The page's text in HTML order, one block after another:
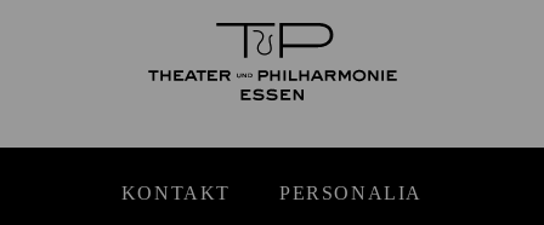
KONTAKT PERSONALIA